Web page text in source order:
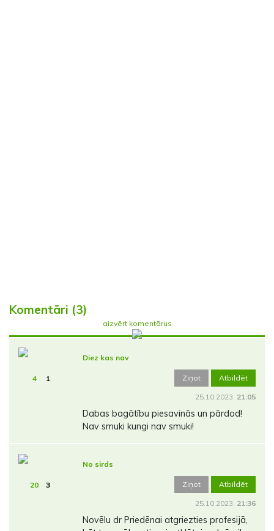
Komentāri (3)
aizvērt komentārus
4 1
Diez kas nav
Ziņot Atbildēt
25.10.2023. 21:05
Dabas bagātību piesavinās un pārdod!
Nav smuki kungi nav smuki!
20 3
No sirds
Ziņot Atbildēt
25.10.2023. 21:36
Novēlu dr Priedēnai atgriezties profesijā,